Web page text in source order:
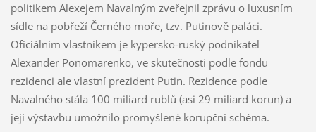
politikem Alexejem Navalným zveřejnil zprávu o luxusním
sídle na pobřeží Černého moře, tzv. Putinově paláci.
Oficiálním vlastníkem je kypersko-ruský podnikatel
Alexander Ponomarenko, ve skutečnosti podle fondu
rezidenci ale vlastní prezident Putin. Rezidence podle
Navalného stála 100 miliard rublů (asi 29 miliard korun) a
její výstavbu umožnilo promyšlené korupční schéma.